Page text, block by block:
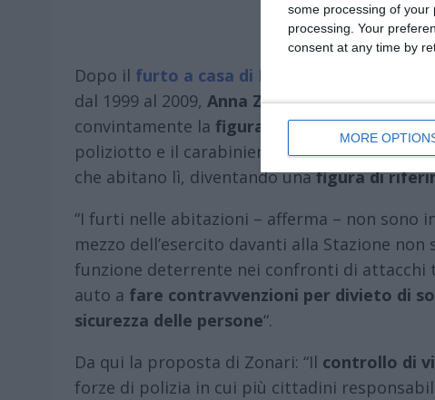
some processing of
processing. Your
consent at any time by
MORE
Dopo il furto a casa di Pier Giorgio Dall’Acqua
dal 1999 al 2009, Anna Zonari, candidata
convintamente la figura del vigile di
poliziotto e il carabiniere di quartiere, che
che abitano lì, diventando unafigura di
“I furti nelle abitazioni – afferma – non sono
mezzo dell’esercito davanti alla Stazione
funzione deterrente nei confronti di attacchi
auto a fare contravvenzioni per divieto di
sicurezza delle persone“.
Da qui la proposta di Zonari: “Il controllo di
forze di polizia in cui più cittadini